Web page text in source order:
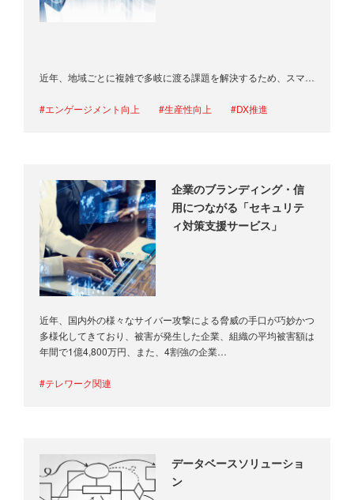
近年、地域ごとに複雑で多岐に渡る課題を解決するため、スマー
おける感染対策、過疎化地域では労働人口…
#エンゲージメント向上 #生産性向上 #DX推進
企業のブランディング・信
用につながる「セキュリテ
ィ対策支援サービス」
近年、国内外の様々なサイバー攻撃による脅威の手口が巧妙かつ
多様化してきており、被害が発生した企業、組織の平均被害額は
年間で1億4,800万円、また、4割強の企業…
#テレワーク関連
データベースソリューショ
ン